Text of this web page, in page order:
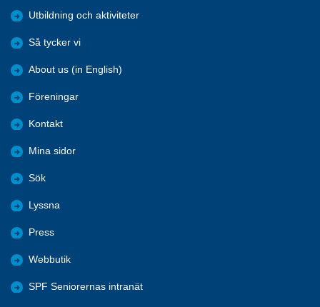
Utbildning och aktiviteter
Så tycker vi
About us (in English)
Föreningar
Kontakt
Mina sidor
Sök
Lyssna
Press
Webbutik
SPF Seniorernas intranät